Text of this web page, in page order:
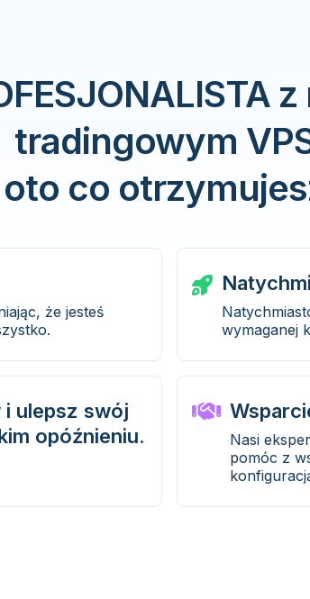
tradingowym
oto co
że jesteś
wymaganej
ulepsz swój
opóźnieniu.
Nasi
pomóc z